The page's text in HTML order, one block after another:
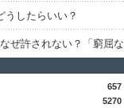
うしたらいい？
657
5270